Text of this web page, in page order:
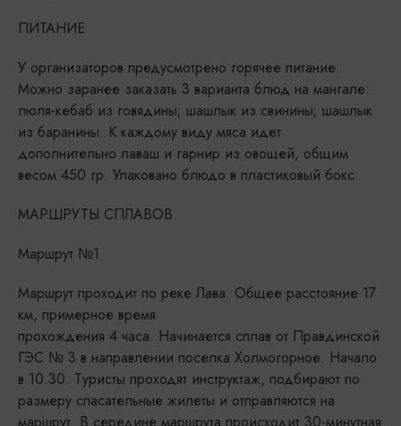
ПИТАНИЕ
У организаторов предусмотрено горячее питание.
Можно заранее заказать 3 варианта блюд на мангале:
люля-кебаб из говядины; шашлык из свинины; шашлык
из баранины. К каждому виду мяса идет
дополнительно лаваш и гарнир из овощей, общим
весом 450 гр. Упаковано блюдо в пластиковый бокс.
МАРШРУТЫ СПЛАВОВ
Маршрут №1
Маршрут проходит по реке Лава. Общее расстояние 17
км, примерное время
прохождения 4 часа. Начинается сплав от Правдинской
ГЭС № 3 в направлении поселка Холмогорное. Начало
в 10.30. Туристы проходят инструктаж, подбирают по
размеру спасательные жилеты и отправляются на